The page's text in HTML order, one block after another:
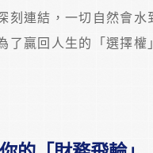
連結，一切自然會水
贏回人生的「選擇